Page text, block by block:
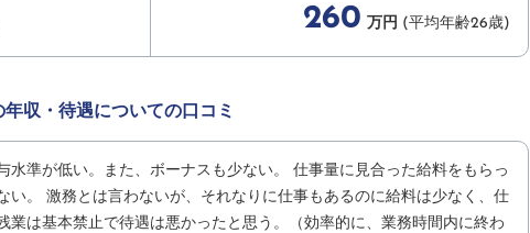
260 万円 (平均年齢26歳)
収・待遇についての口コミ
水準が低い。また、ボーナスも少ない。 仕事量に見合った給料をもらっ
い。 激務とは言わないが、それなりに仕事もあるのに給料は少なく、仕
業は基本禁止で待遇は悪かったと思う。（効率的に、業務時間内に終わ